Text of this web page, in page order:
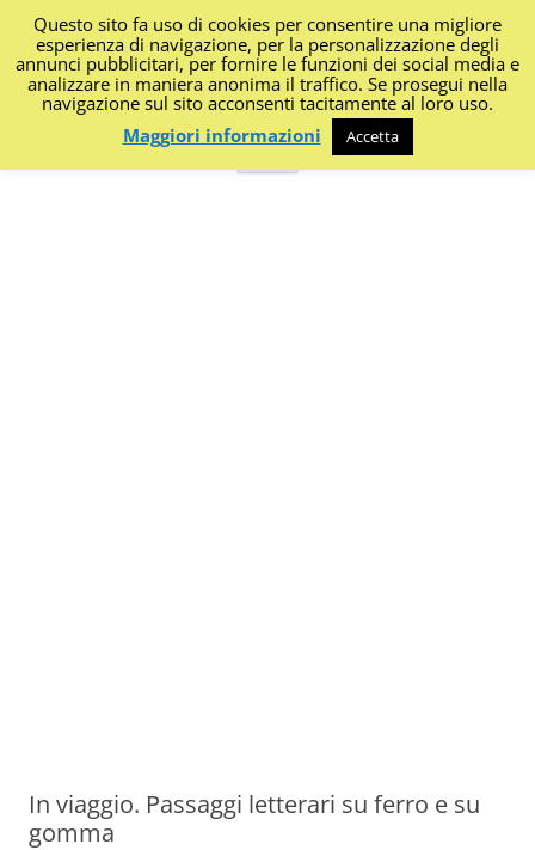
I Diari di Portanapoli
Impressioni, sapori, colori dalla regione
Vai
In viaggio. Passaggi letterari su ferro e su
gomma
Questo sito fa uso di cookies per consentire una migliore
esperienza di navigazione, per la personalizzazione degli
annunci pubblicitari, per fornire le funzioni dei social media e
analizzare in maniera anonima il traffico. Se prosegui nella
navigazione sul sito acconsenti tacitamente al loro uso.
Maggiori informazioni
Accetta